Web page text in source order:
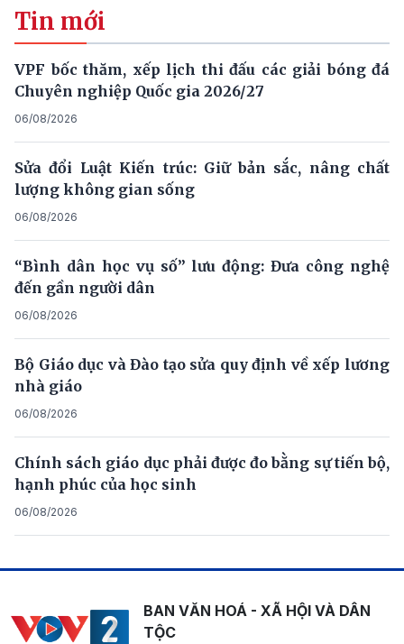
Tin mới
VPF bốc thăm, xếp lịch thi đấu các giải bóng đá
Chuyên nghiệp Quốc gia 2026/27
06/08/2026
Sửa đổi Luật Kiến trúc: Giữ bản sắc, nâng chất
lượng không gian sống
06/08/2026
“Bình dân học vụ số” lưu động: Đưa công nghệ
đến gần người dân
06/08/2026
Bộ Giáo dục và Đào tạo sửa quy định về xếp lương
nhà giáo
06/08/2026
Chính sách giáo dục phải được đo bằng sự tiến bộ,
hạnh phúc của học sinh
06/08/2026
BAN VĂN HOÁ - XÃ HỘI VÀ DÂN
TỘC